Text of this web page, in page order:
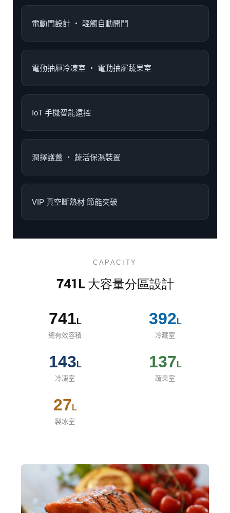
電動門設計 ‧ 輕觸自動開門
電動抽屜冷凍室 ‧ 電動抽屜蔬果室
IoT 手機智能遠控
潤擇護蓋 ‧ 蔬活保濕裝置
VIP 真空斷熱材 節能突破
CAPACITY
741L 大容量分區設計
741 L
總有效容積
392 L
冷藏室
143 L
冷凍室
137 L
蔬果室
27 L
製冰室